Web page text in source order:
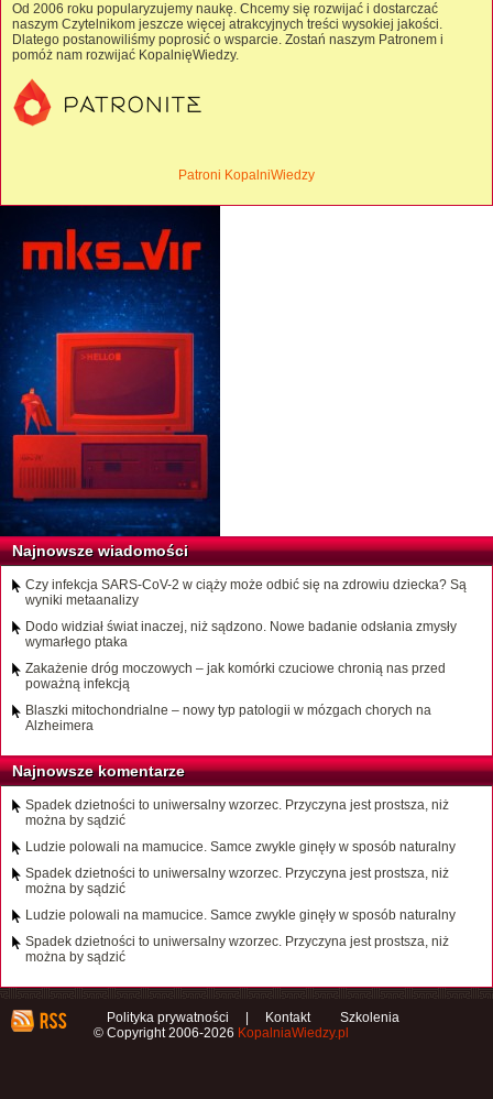
Od 2006 roku popularyzujemy naukę. Chcemy się rozwijać i dostarczać
naszym Czytelnikom jeszcze więcej atrakcyjnych treści wysokiej jakości.
Dlatego postanowiliśmy poprosić o wsparcie. Zostań naszym Patronem i
pomóż nam rozwijać KopalnięWiedzy.
Patroni KopalniWiedzy
Najnowsze wiadomości
Czy infekcja SARS-CoV-2 w ciąży może odbić się na zdrowiu dziecka? Są
wyniki metaanalizy
Dodo widział świat inaczej, niż sądzono. Nowe badanie odsłania zmysły
wymarłego ptaka
Zakażenie dróg moczowych – jak komórki czuciowe chronią nas przed
poważną infekcją
Blaszki mitochondrialne – nowy typ patologii w mózgach chorych na
Alzheimera
Najnowsze komentarze
Spadek dzietności to uniwersalny wzorzec. Przyczyna jest prostsza, niż
można by sądzić
Ludzie polowali na mamucice. Samce zwykle ginęły w sposób naturalny
Spadek dzietności to uniwersalny wzorzec. Przyczyna jest prostsza, niż
można by sądzić
Ludzie polowali na mamucice. Samce zwykle ginęły w sposób naturalny
Spadek dzietności to uniwersalny wzorzec. Przyczyna jest prostsza, niż
można by sądzić
Polityka prywatności Kontakt
Szkolenia
© Copyright 2006-2026 KopalniaWiedzy.pl